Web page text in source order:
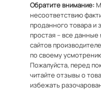
Обратите внимание:
несоответствию
проданного товара и
простая – все
сайтов
по своему
Пожалуйста, перед
читайте отзывы о
избежать